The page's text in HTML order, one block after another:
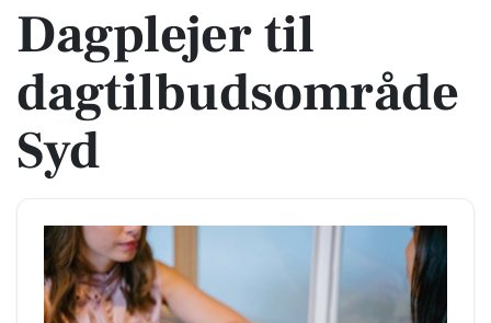
Dagplejer til
dagtilbudsområde
Syd